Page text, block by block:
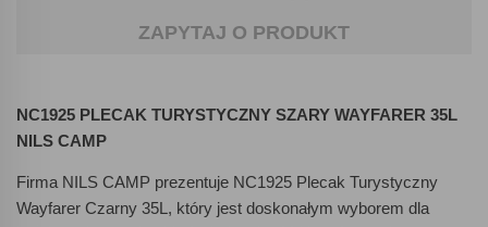
ZAPYTAJ O PRODUKT
NC1925 PLECAK TURYSTYCZNY SZARY WAYFARER 35L
NILS CAMP
Firma NILS CAMP prezentuje NC1925 Plecak Turystyczny
Wayfarer Czarny 35L, który jest doskonałym wyborem dla